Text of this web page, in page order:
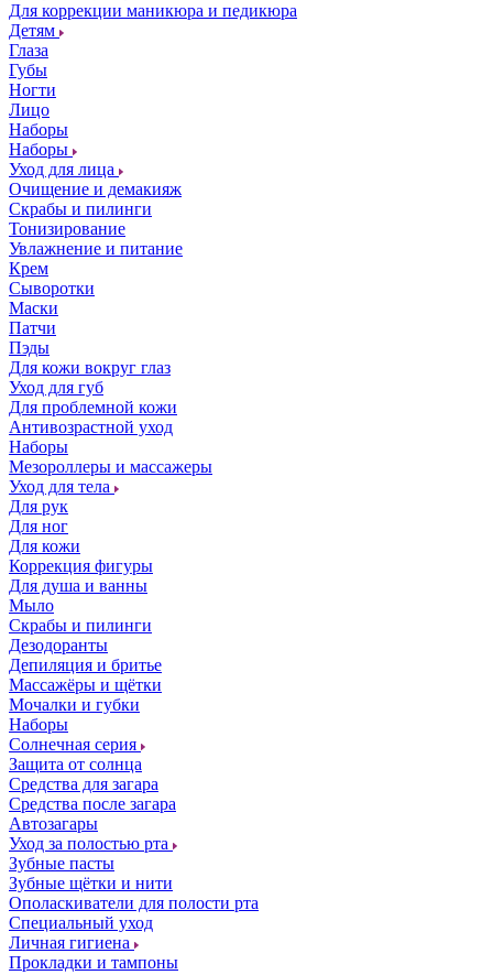
Для коррекции маникюра и педикюра
Детям
Глаза
Губы
Ногти
Лицо
Наборы
Наборы
Уход для лица
Очищение и демакияж
Скрабы и пилинги
Тонизирование
Увлажнение и питание
Крем
Сыворотки
Маски
Патчи
Пэды
Для кожи вокруг глаз
Уход для губ
Для проблемной кожи
Антивозрастной уход
Наборы
Мезороллеры и массажеры
Уход для тела
Для рук
Для ног
Для кожи
Коррекция фигуры
Для душа и ванны
Мыло
Скрабы и пилинги
Дезодоранты
Депиляция и бритье
Массажёры и щётки
Мочалки и губки
Наборы
Солнечная серия
Защита от солнца
Средства для загара
Средства после загара
Автозагары
Уход за полостью рта
Зубные пасты
Зубные щётки и нити
Ополаскиватели для полости рта
Специальный уход
Личная гигиена
Прокладки и тампоны